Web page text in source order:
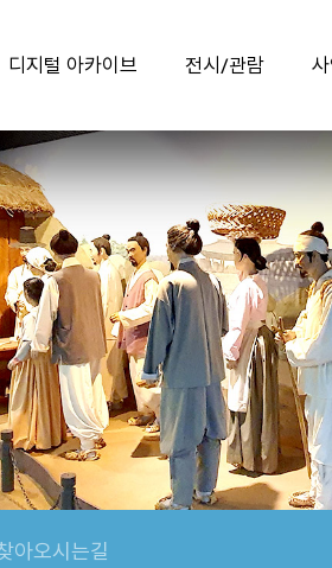
이란?
17호
관련
디지털 아카이브
디지털 아카이브 바로가기
학예사가 들려주는
국채보상운동 유물 이야기
전시/관람
국채보상운
국채보상운동
기념
기념비
행사
단체관
단체관람
아오시는길